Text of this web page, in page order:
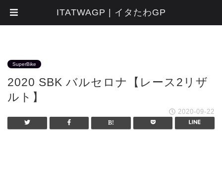
SuperBike
2020 SBK バルセロナ【レース2リザ
ルト】
2020-09-22
ITATWAGP | イタたわGP